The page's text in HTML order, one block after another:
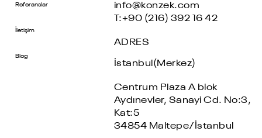
Referanslar
İletişim
Blog
info@konzek.com
T:+90 (216) 392 16 42
ADRES
İstanbul(Merkez)
Centrum Plaza A blok
Aydınevler, Sanayi Cd. No:3,
Kat:5
34854 Maltepe/İstanbul